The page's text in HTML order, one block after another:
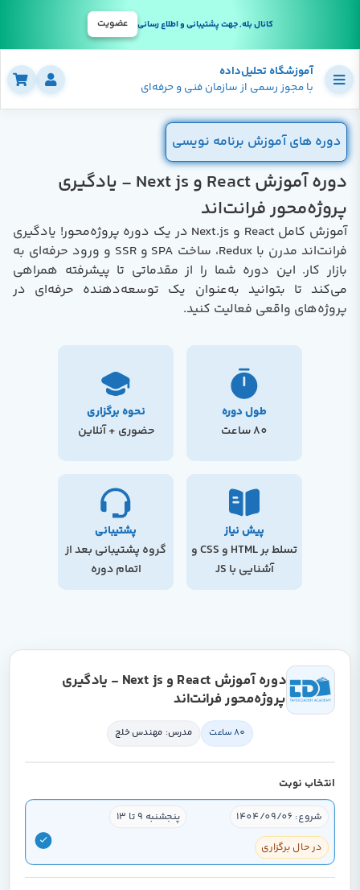
کانال بله, جهت پشتیبانی و اطلاع رسانی عضویت
آموزشگاه تحلیل‌داده
با مجوز رسمی از سازمان فنی و حرفه‌ای
دوره های آموزش برنامه نویسی
دوره آموزش React و Next js - یادگیری
پروژه‌محور فرانت‌اند
آموزش کامل React و Next.js در یک دوره پروژه‌محور! یادگیری
فرانت‌اند مدرن با Redux، ساخت SPA و SSR و ورود حرفه‌ای به
بازار کار. این دوره شما را از مقدماتی تا پیشرفته همراهی
می‌کند تا بتوانید به‌عنوان یک توسعه‌دهنده حرفه‌ای در
پروژه‌های واقعی فعالیت کنید.
طول دوره
80 ساعت
نحوه برگزاری
حضوری + آنلاین
پیش نیاز
تسلط بر HTML و CSS و
آشنایی با JS
پشتیبانی
گروه پشتیبانی بعد از
اتمام دوره
دوره آموزش React و Next js - یادگیری
پروژه‌محور فرانت‌اند
80 ساعت مدرس: مهندس خلج
انتخاب نوبت
شروع: 1404/09/06
پنجشنبه 9 تا 13
در حال برگزاری